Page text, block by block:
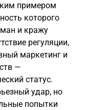
примером
которого
и кражу
регуляции,
маркетинг и
—
статус.
удар, но
попытки